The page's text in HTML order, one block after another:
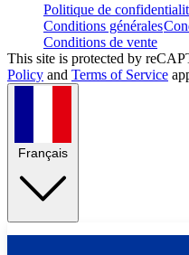
Politique de
Conditions générales
Conditions de vente
This site is protected by
Policy and Terms of Service
Français